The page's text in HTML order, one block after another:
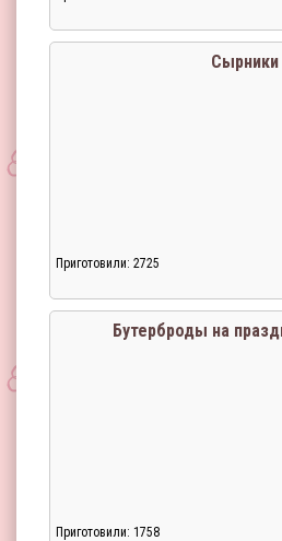
Сырники
Приготовили: 2725
Бутерброды на
Приготовили: 1758